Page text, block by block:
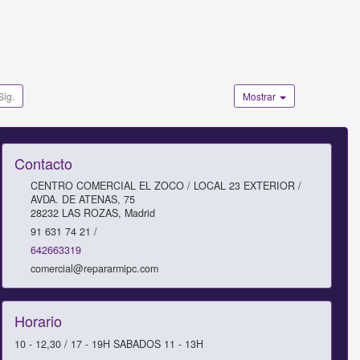
Mostrar
Contacto
CENTRO COMERCIAL EL ZOCO / LOCAL 23 EXTERIOR /
AVDA. DE ATENAS, 75
28232 LAS ROZAS, Madrid
91 631 74 21 /
642663319
comercial@repararmipc.com
Horario
10 - 12,30 / 17 - 19H SABADOS 11 - 13H